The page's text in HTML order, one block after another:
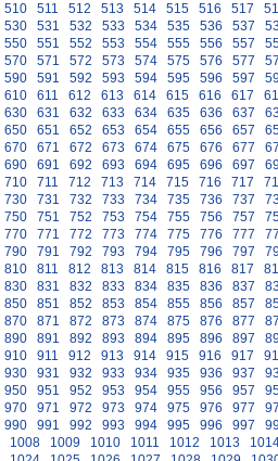
510 511 512 513 514 515 516 517
530 531 532 533 534 535 536 537
550 551 552 553 554 555 556 557
570 571 572 573 574 575 576 577
590 591 592 593 594 595 596 597
610 611 612 613 614 615 616 617
630 631 632 633 634 635 636 637
650 651 652 653 654 655 656 657
670 671 672 673 674 675 676 677
690 691 692 693 694 695 696 697
710 711 712 713 714 715 716 717
730 731 732 733 734 735 736 737
750 751 752 753 754 755 756 757
770 771 772 773 774 775 776 777
790 791 792 793 794 795 796 797
810 811 812 813 814 815 816 817
830 831 832 833 834 835 836 837
850 851 852 853 854 855 856 857
870 871 872 873 874 875 876 877
890 891 892 893 894 895 896 897
910 911 912 913 914 915 916 917
930 931 932 933 934 935 936 937
950 951 952 953 954 955 956 957
970 971 972 973 974 975 976 977
990 991 992 993 994 995 996 997
1008 1009 1010 1011 1012 1013